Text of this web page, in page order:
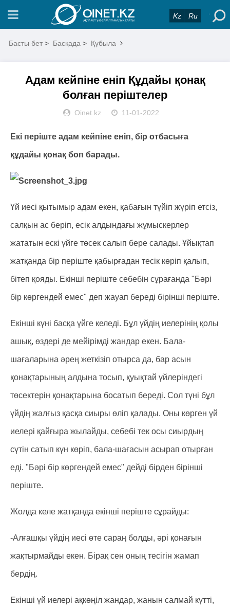
Kz Ru
Басты бет > Басқада > Құбыла
Адам кейпіне еніп Құдайы қонақ
болған періштелер
Oinet.kz 11-01-2022
Екі періште адам кейпіне еніп, бір отбасыға
құдайы қонақ боп барады.
Үй иесі қытымыр адам екен, қабағын түйіп жүріп етсіз,
салқын ас беріп, есік алдындағы жұмыскерлер
жататын ескі үйге төсек салып бере салады. Ұйықтап
жатқанда бір періште қабырғадан тесік көріп қалып,
бітеп қояды. Екінші періште себебін сұрағанда "Бәрі
бір көргендей емес" деп жауап береді бірінші періште.
Екінші күні басқа үйге келеді. Бұл үйдің иелерінің қолы
ашық, өздері де мейірімді жандар екен. Бала-
шағаларына әрең жеткізіп отырса да, бар асын
қонақтарының алдына тосып, қуықтай үйлеріндегі
төсектерін қонақтарына босатып береді. Сол түні бұл
үйдің жалғыз қасқа сиыры өліп қалады. Оны көрген үй
иелері қайғыра жылайды, себебі тек осы сиырдың
сүтін сатып күн көріп, бала-шағасын асырап отырған
еді. "Бәрі бір көргендей емес" дейді бірден бірінші
періште.
Жолда келе жатқанда екінші періште сұрайды:
-Алғашқы үйдің иесі өте сараң болды, әрі қонағын
жақтырмайды екен. Бірақ сен оның тесігін жамап
бердің.
Екінші үй иелері ақкөңіл жандар, жанын салмай күтті,